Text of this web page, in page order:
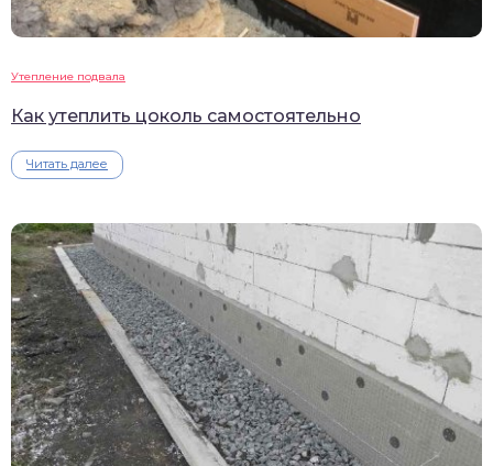
Утепление подвала
Как утеплить цоколь самостоятельно
Читать далее